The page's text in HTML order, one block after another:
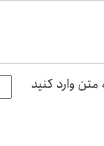
وارد کنید